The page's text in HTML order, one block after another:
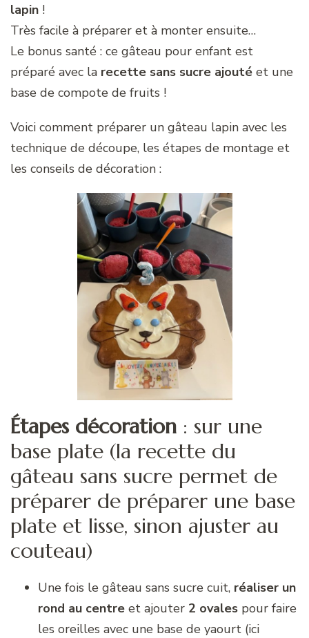
lapin !
Très facile à préparer et à monter ensuite…
Le bonus santé : ce gâteau pour enfant est
préparé avec la recette sans sucre ajouté et une
base de compote de fruits !
Voici comment préparer un gâteau lapin avec les
technique de découpe, les étapes de montage et
les conseils de décoration :
Étapes décoration : sur une
base plate (la recette du
gâteau sans sucre permet de
préparer de préparer une base
plate et lisse, sinon ajuster au
couteau)
Une fois le gâteau sans sucre cuit, réaliser un
rond au centre et ajouter 2 ovales pour faire
les oreilles avec une base de yaourt (ici